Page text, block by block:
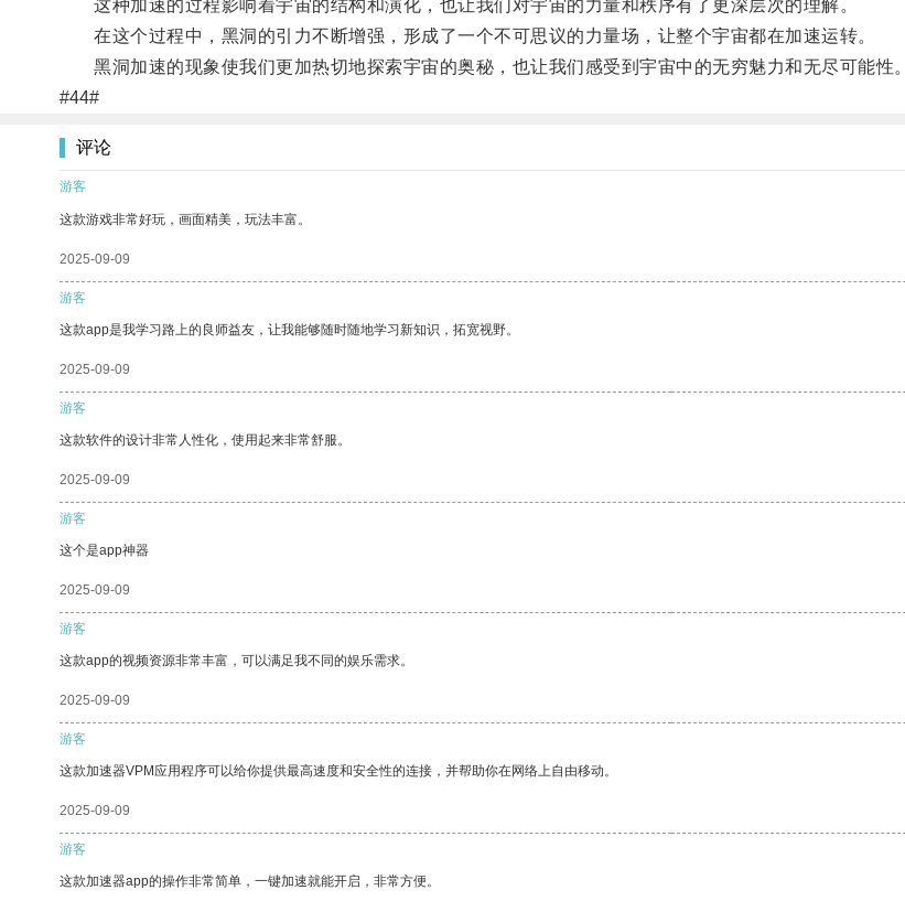
这种加速的过程影响着宇宙的结构和演化，也让我们对宇宙的力量和秩序有了更深层次的理解。
在这个过程中，黑洞的引力不断增强，形成了一个不可思议的力量场，让整个宇宙都在加速运转。
黑洞加速的现象使我们更加热切地探索宇宙的奥秘，也让我们感受到宇宙中的无穷魅力和无尽可能性。
#44#
评论
游客
这款游戏非常好玩，画面精美，玩法丰富。
2025-09-09
游客
这款app是我学习路上的良师益友，让我能够随时随地学习新知识，拓宽视野。
2025-09-09
游客
这款软件的设计非常人性化，使用起来非常舒服。
2025-09-09
游客
这个是app神器
2025-09-09
游客
这款app的视频资源非常丰富，可以满足我不同的娱乐需求。
2025-09-09
游客
这款加速器VPM应用程序可以给你提供最高速度和安全性的连接，并帮助你在网络上自由移动。
2025-09-09
游客
这款加速器app的操作非常简单，一键加速就能开启，非常方便。